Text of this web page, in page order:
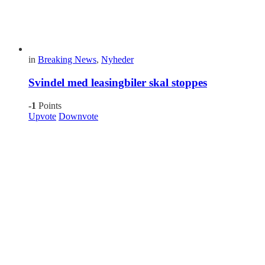
in Breaking News, Nyheder
Svindel med leasingbiler skal stoppes
-1 Points
Upvote Downvote